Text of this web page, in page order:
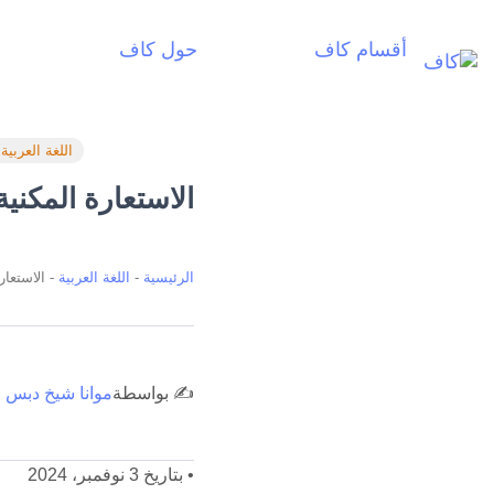
أقسام كاف حول كاف
اللغة العربية
الاستعارة
الرئيسية - اللغة العربية -
✍️ بواسطةموانا شيخ دبس
• بتاريخ 3 نوفمبر، 2024